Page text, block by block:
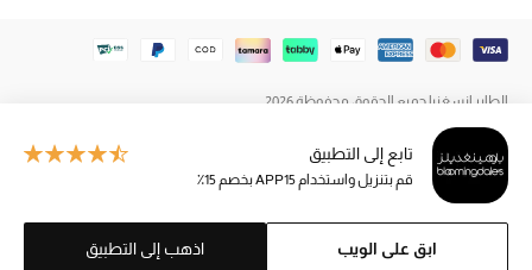
الصحة والعافية
هدايا
مجموعة الجمالتابع إلى التطبيق
قم بتنزيل واستخدام APP15 بخصم 15٪
ابق على الويب اذهب إلى التطبيق
الطاير إنسغنيا جميع الحقوق محفوظة 2026